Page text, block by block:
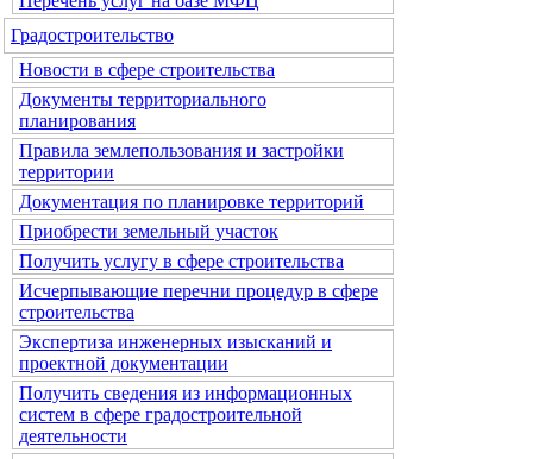
Градостроительство
Новости в сфере строительства
Документы территориального
планирования
Правила землепользования и застройки
территории
Документация по планировке территорий
Приобрести земельный участок
Получить услугу в сфере строительства
Исчерпывающие перечни процедур в сфере
строительства
Экспертиза инженерных изысканий и
проектной документации
Получить сведения из информационных
систем в сфере градостроительной
деятельности